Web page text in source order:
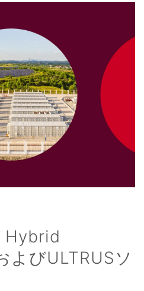
Hybrid
びULTRUSソ